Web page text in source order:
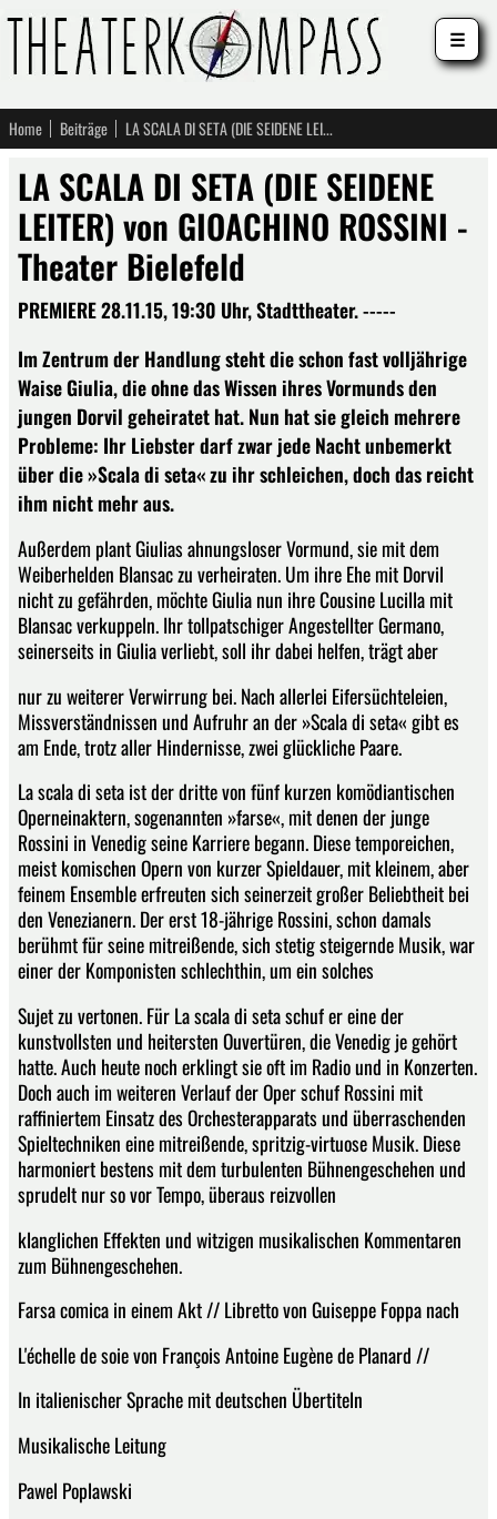
Home Beiträge LA SCALA DI SETA (DIE SEIDENE LEITER) von GIOACHINO ROSSINI - Theater Bielefeld
LA SCALA DI SETA (DIE SEIDENE
LEITER) von GIOACHINO ROSSINI -
Theater Bielefeld
PREMIERE 28.11.15, 19:30 Uhr, Stadttheater. -----
Im Zentrum der Handlung steht die schon fast volljährige
Waise Giulia, die ohne das Wissen ihres Vormunds den
jungen Dorvil geheiratet hat. Nun hat sie gleich mehrere
Probleme: Ihr Liebster darf zwar jede Nacht unbemerkt
über die »Scala di seta« zu ihr schleichen, doch das reicht
ihm nicht mehr aus.
Außerdem plant Giulias ahnungsloser Vormund, sie mit dem
Weiberhelden Blansac zu verheiraten. Um ihre Ehe mit Dorvil
nicht zu gefährden, möchte Giulia nun ihre Cousine Lucilla mit
Blansac verkuppeln. Ihr tollpatschiger Angestellter Germano,
seinerseits in Giulia verliebt, soll ihr dabei helfen, trägt aber
nur zu weiterer Verwirrung bei. Nach allerlei Eifersüchteleien,
Missverständnissen und Aufruhr an der »Scala di seta« gibt es
am Ende, trotz aller Hindernisse, zwei glückliche Paare.
La scala di seta ist der dritte von fünf kurzen komödiantischen
Operneinaktern, sogenannten »farse«, mit denen der junge
Rossini in Venedig seine Karriere begann. Diese temporeichen,
meist komischen Opern von kurzer Spieldauer, mit kleinem, aber
feinem Ensemble erfreuten sich seinerzeit großer Beliebtheit bei
den Venezianern. Der erst 18-jährige Rossini, schon damals
berühmt für seine mitreißende, sich stetig steigernde Musik, war
einer der Komponisten schlechthin, um ein solches
Sujet zu vertonen. Für La scala di seta schuf er eine der
kunstvollsten und heitersten Ouvertüren, die Venedig je gehört
hatte. Auch heute noch erklingt sie oft im Radio und in Konzerten.
Doch auch im weiteren Verlauf der Oper schuf Rossini mit
raffiniertem Einsatz des Orchesterapparats und überraschenden
Spieltechniken eine mitreißende, spritzig-virtuose Musik. Diese
harmoniert bestens mit dem turbulenten Bühnengeschehen und
sprudelt nur so vor Tempo, überaus reizvollen
klanglichen Effekten und witzigen musikalischen Kommentaren
zum Bühnengeschehen.
Farsa comica in einem Akt // Libretto von Guiseppe Foppa nach
L'échelle de soie von François Antoine Eugène de Planard //
In italienischer Sprache mit deutschen Übertiteln
Musikalische Leitung
Pawel Poplawski
☰